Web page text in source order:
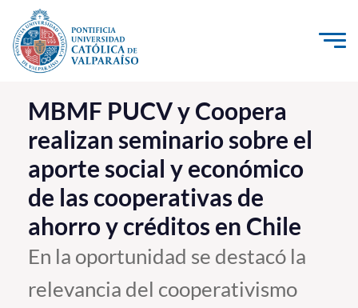
Click acá para ir directamente al contenido
La Universidad
Investigación, Creación e Innovación
PUCV Internacional
Vinculación con el Medio
Admisión
Pregrado
MBMF PUCV y Coopera
realizan seminario sobre el
aporte social y económico
de las cooperativas de
ahorro y créditos en Chile
En la oportunidad se destacó la
relevancia del cooperativismo